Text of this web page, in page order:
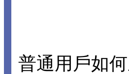
普通用戶如